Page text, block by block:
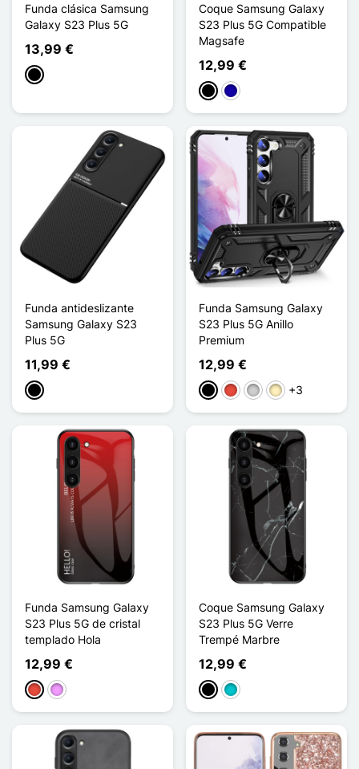
Funda clásica Samsung
Galaxy S23 Plus 5G
13,99 €
Negro
Coque Samsung Galaxy
S23 Plus 5G Compatible
Magsafe
12,99 €
NegroAzul oscuro
Funda antideslizante
Samsung Galaxy S23
Plus 5G
11,99 €
Negro
Funda Samsung Galaxy
S23 Plus 5G Anillo
Premium
12,99 €
NegroRojoPlataOro +3
Funda Samsung Galaxy
S23 Plus 5G de cristal
templado Hola
12,99 €
RojoMorado claro
Coque Samsung Galaxy
S23 Plus 5G Verre
Trempé Marbre
12,99 €
NegroTurquesa